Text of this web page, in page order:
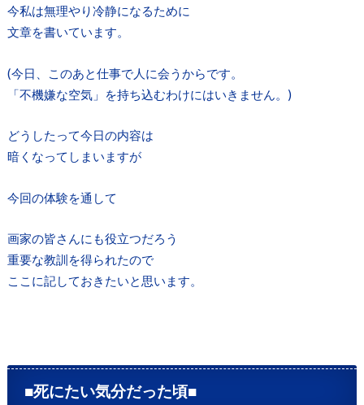
今私は無理やり冷静になるために
文章を書いています。
(今日、このあと仕事で人に会うからです。
「不機嫌な空気」を持ち込むわけにはいきません。)
どうしたって今日の内容は
暗くなってしまいますが
今回の体験を通して
画家の皆さんにも役立つだろう
重要な教訓を得られたので
ここに記しておきたいと思います。
■死にたい気分だった頃■